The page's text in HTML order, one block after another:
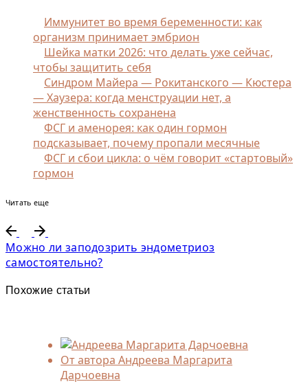
Иммунитет во время беременности: как
организм принимает эмбрион
Шейка матки 2026: что делать уже сейчас,
чтобы защитить себя
Синдром Майера — Рокитанского — Кюстера
— Хаузера: когда менструации нет, а
женственность сохранена
ФСГ и аменорея: как один гормон
подсказывает, почему пропали месячные
ФСГ и сбои цикла: о чём говорит «стартовый»
гормон
Читать еще
Можно ли заподозрить эндометриоз
самостоятельно?
Похожие статьи
От автора Андреева Маргарита
Дарчоевна